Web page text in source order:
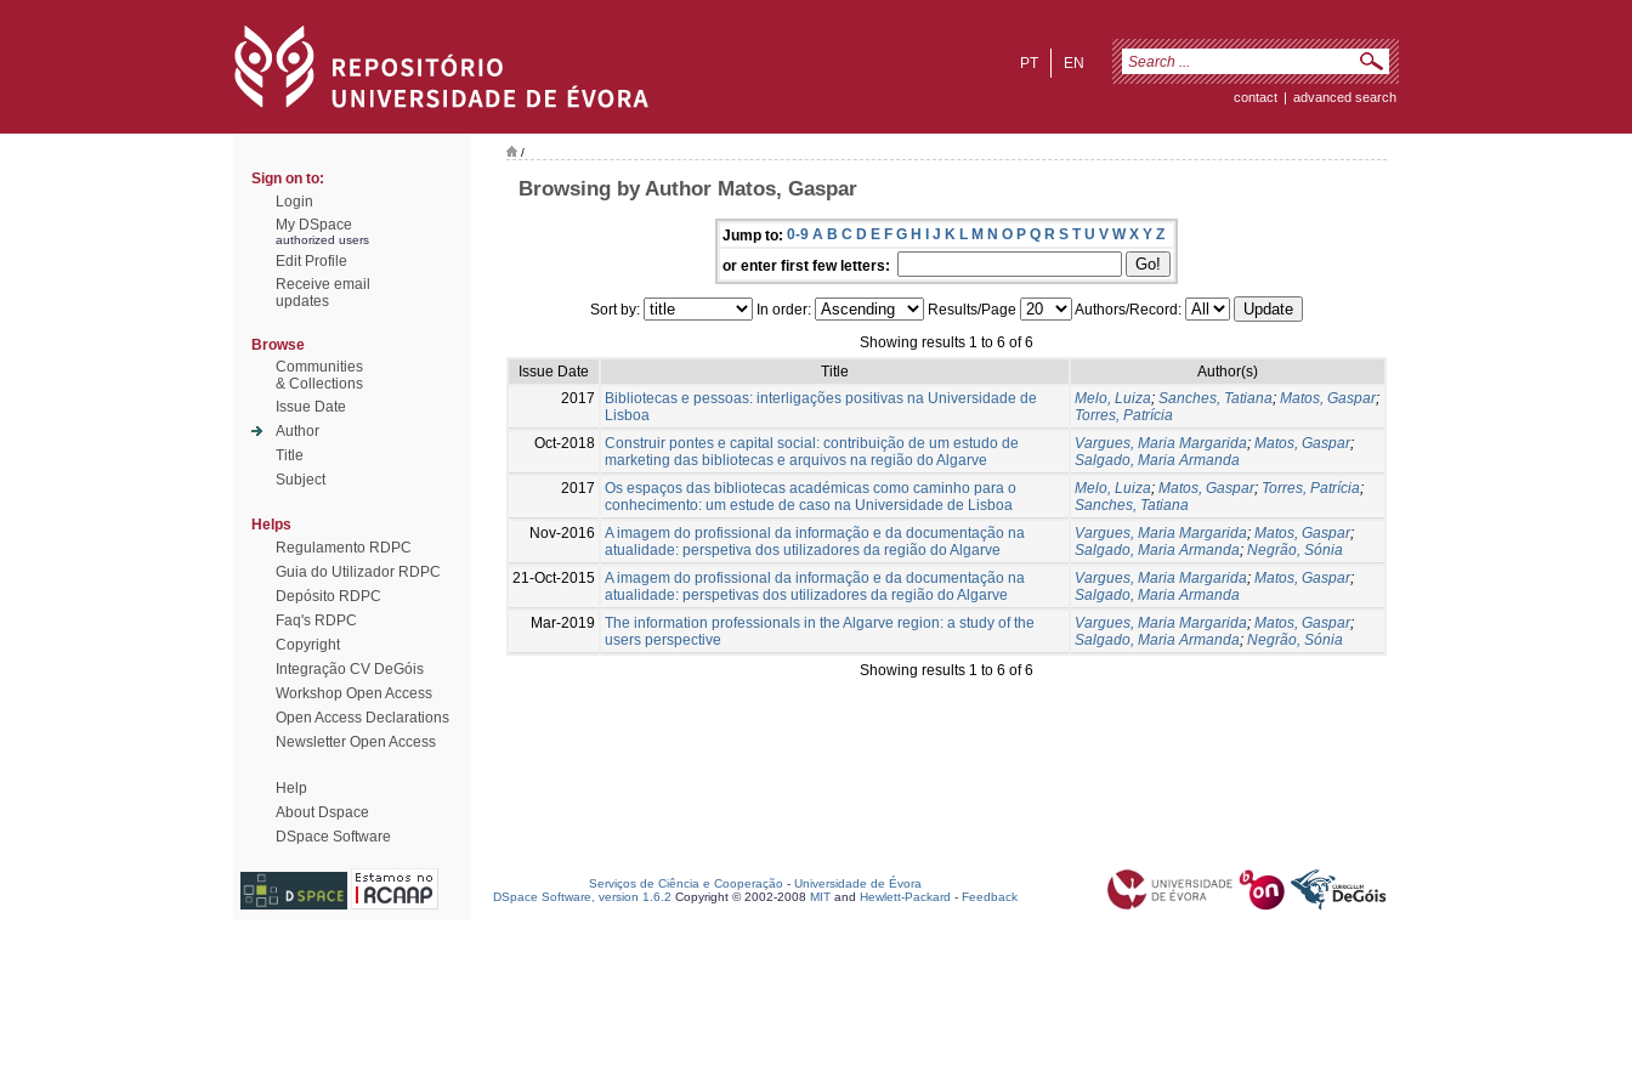
EN
PT
contact | advanced search
Sign on to:
Login
My DSpace
authorized users
Edit Profile
Receive email
updates
Browse
Communities
& Collections
Issue Date
Author
Title
Subject
Helps
Regulamento RDPC
Guia do Utilizador RDPC
Depósito RDPC
Faq's RDPC
Copyright
Integração CV DeGóis
Workshop Open Access
Open Access Declarations
Newsletter Open Access
Help
About Dspace
DSpace Software
/
Browsing by Author Matos, Gaspar
Jump to: 0-9 A B C D E F G H I J K L M N O P Q R S T U V W X Y Z
or enter first few letters:
Sort by: In order: Results/Page
Authors/Record:
Showing results 1 to 6 of 6
Issue Date
Title
Author(s)
2017
Bibliotecas e pessoas: interligações positivas na Universidade de
Lisboa
Melo, Luiza; Sanches, Tatiana; Matos, Gaspar;
Torres, Patrícia
Oct-2018 Construir pontes e capital social: contribuição de um estudo de
marketing das bibliotecas e arquivos na região do Algarve
Vargues, Maria Margarida; Matos, Gaspar;
Salgado, Maria Armanda
2017
Os espaços das bibliotecas académicas como caminho para o
conhecimento: um estude de caso na Universidade de Lisboa
Melo, Luiza; Matos, Gaspar; Torres, Patrícia;
Sanches, Tatiana
Nov-2016
A imagem do profissional da informação e da documentação na
atualidade: perspetiva dos utilizadores da região do Algarve
Vargues, Maria Margarida; Matos, Gaspar;
Salgado, Maria Armanda; Negrão, Sónia
21-Oct-2015 A imagem do profissional da informação e da documentação na
atualidade: perspetivas dos utilizadores da região do Algarve
Vargues, Maria Margarida; Matos, Gaspar;
Salgado, Maria Armanda
Mar-2019
The information professionals in the Algarve region: a study of the
users perspective
Vargues, Maria Margarida; Matos, Gaspar;
Salgado, Maria Armanda; Negrão, Sónia
Showing results 1 to 6 of 6
Serviços de Ciência e Cooperação - Universidade de Évora
DSpace Software, version 1.6.2 Copyright © 2002-2008 MIT and Hewlett-Packard - Feedback